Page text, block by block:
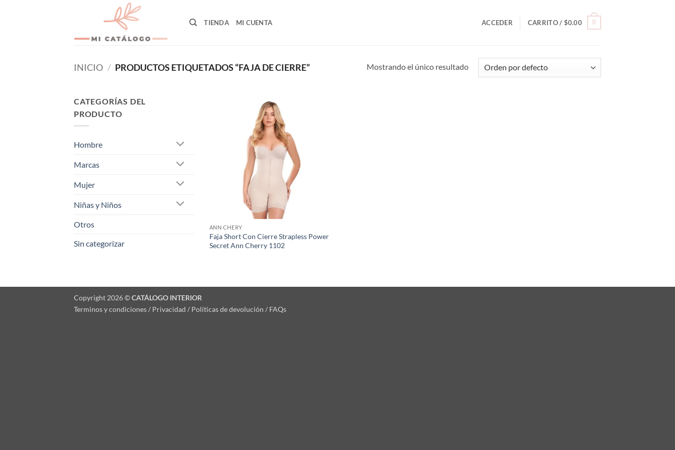
TIENDA MI CUENTA ACCEDER CARRITO / $0.00 0
INICIO / PRODUCTOS ETIQUETADOS “FAJA DE CIERRE” Mostrando el único resultado
CATEGORÍAS DEL
PRODUCTO
Hombre
Marcas
Mujer
Niñas y Niños
Otros
Sin categorizar
ANN CHERY
Faja Short Con Cierre Strapless Power
Secret Ann Cherry 1102
Copyright 2026 ©CATÁLOGO INTERIOR
Terminos y condiciones / Privacidad / Políticas de devolución / FAQs